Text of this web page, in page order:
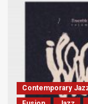
Contemporary